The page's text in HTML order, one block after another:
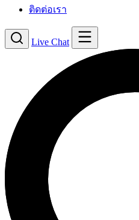
ติดต่อเรา
Live Chat